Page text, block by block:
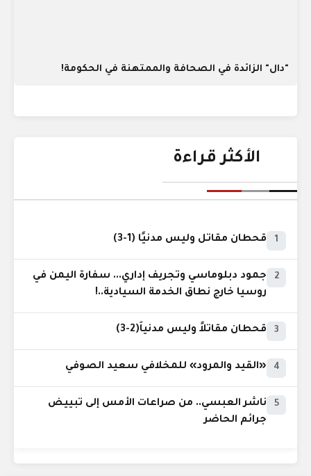
"دال" الزائدة في الصحافة والممتهنة في الحكومة!
الأكثر قراءة
1 قحطان مقاتل وليس مدنيًا (1-3)
2
جمود دبلوماسي وتجريف إداري... سفارة اليمن في
روسيا خارج نطاق الخدمة السيادية..!
3 قحطان مقاتلاً وليس مدنياً(2-3)
4 «القيد والمرود» للمخلافي سعيد الصوفي
5
ناشر العبسي.. من صراعات الأمس إلى تبييض
جرائم الحاضر